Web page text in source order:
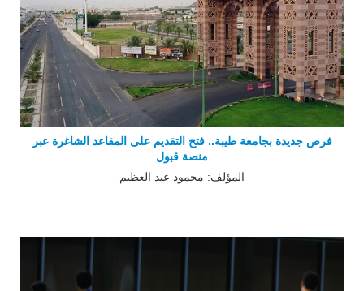
فرص جديدة بجامعة طيبة.. فتح التقديم على المقاعد الشاغرة عبر
منصة قبول
المؤلف: محمود عبد العظيم